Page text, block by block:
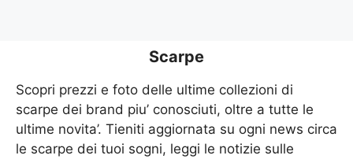
Scarpe
Scopri prezzi e foto delle ultime collezioni di
scarpe dei brand piu’ conosciuti, oltre a tutte le
ultime novita’. Tieniti aggiornata su ogni news circa
le scarpe dei tuoi sogni, leggi le notizie sulle